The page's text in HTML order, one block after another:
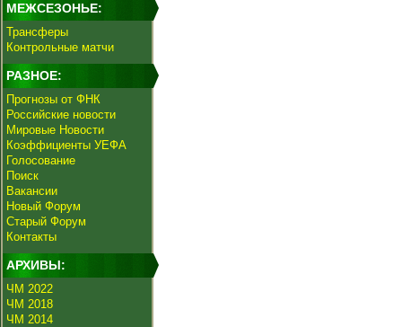
МЕЖСЕЗОНЬЕ:
Трансферы
Контрольные матчи
РАЗНОЕ:
Прогнозы от ФНК
Российские новости
Мировые Новости
Коэффициенты УЕФА
Голосование
Поиск
Вакансии
Новый Форум
Старый Форум
Контакты
АРХИВЫ:
ЧМ 2022
ЧМ 2018
ЧМ 2014